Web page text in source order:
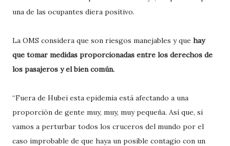
una de las ocupantes diera positivo.
La OMS considera que son riesgos manejables y que hay
que tomar medidas proporcionadas entre los derechos de
los pasajeros y el bien común.
“Fuera de Hubei esta epidemia está afectando a una
proporción de gente muy, muy, muy pequeña. Así que, si
vamos a perturbar todos los cruceros del mundo por el
caso improbable de que haya un posible contagio con un